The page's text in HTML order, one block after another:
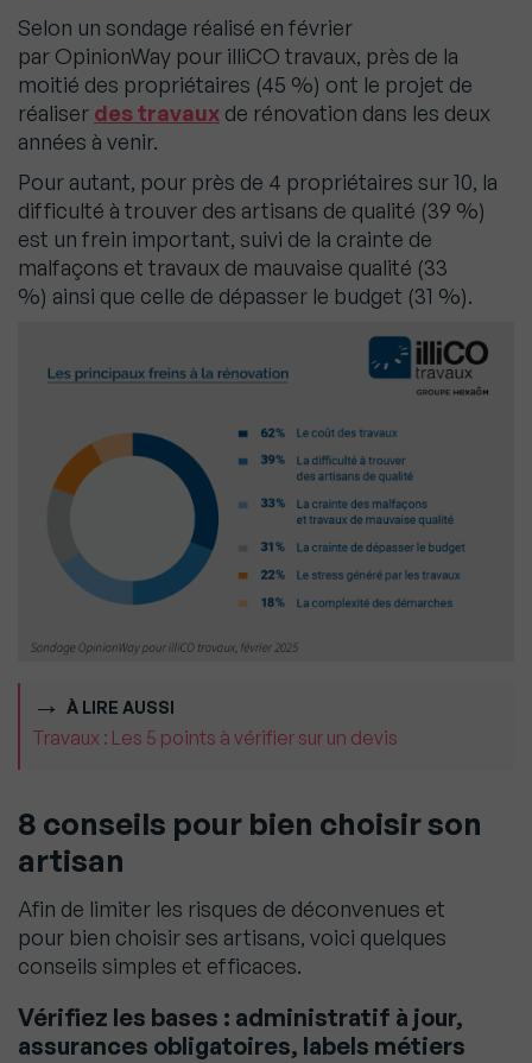
Selon un sondage réalisé en février
par OpinionWay pour illiCO travaux, près de la
moitié des propriétaires (45 %) ont le projet de
réaliser des travaux de rénovation dans les deux
années à venir.
Pour autant, pour près de 4 propriétaires sur 10, la
difficulté à trouver des artisans de qualité (39 %)
est un frein important, suivi de la crainte de
malfaçons et travaux de mauvaise qualité (33
%) ainsi que celle de dépasser le budget (31 %).
À LIRE AUSSI
Travaux : Les 5 points à vérifier sur un devis
8 conseils pour bien choisir son
artisan
Afin de limiter les risques de déconvenues et
pour bien choisir ses artisans, voici quelques
conseils simples et efficaces.
Vérifiez les bases : administratif à jour,
assurances obligatoires, labels métiers